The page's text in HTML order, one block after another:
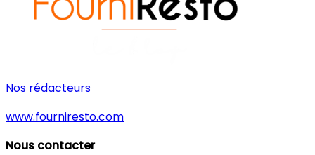
Nos rédacteurs
www.fourniresto.com
Nous contacter